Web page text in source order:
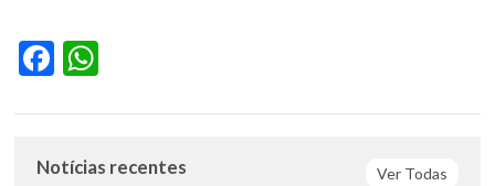
Facebook
Ver Todas
Notícias recentes